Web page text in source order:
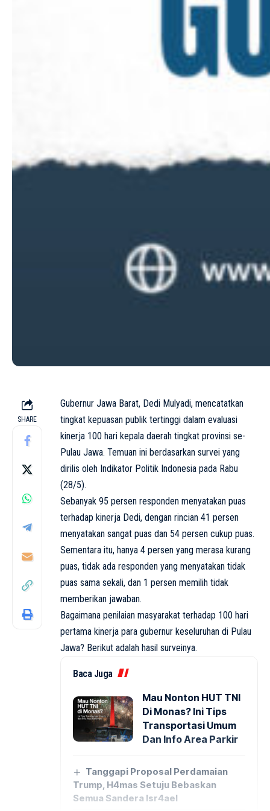
SHARE
Gubernur Jawa Barat, Dedi Mulyadi, mencatatkan
tingkat kepuasan publik tertinggi dalam evaluasi
kinerja 100 hari kepala daerah tingkat provinsi se-
Pulau Jawa. Temuan ini berdasarkan survei yang
dirilis oleh Indikator Politik Indonesia pada Rabu
(28/5).
Sebanyak 95 persen responden menyatakan puas
terhadap kinerja Dedi, dengan rincian 41 persen
menyatakan sangat puas dan 54 persen cukup puas.
Sementara itu, hanya 4 persen yang merasa kurang
puas, tidak ada responden yang menyatakan tidak
puas sama sekali, dan 1 persen memilih tidak
memberikan jawaban.
Bagaimana penilaian masyarakat terhadap 100 hari
pertama kinerja para gubernur keseluruhan di Pulau
Jawa? Berikut adalah hasil surveinya.
Baca Juga
Mau Nonton HUT TNI
Di Monas? Ini Tips
Transportasi Umum
Dan Info Area Parkir
Tanggapi Proposal Perdamaian
Trump, H4mas Setuju Bebaskan
Semua Sandera Isr4ael